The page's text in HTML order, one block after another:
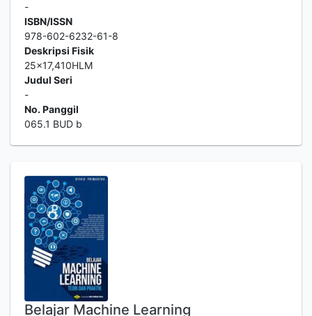
-
ISBN/ISSN
978-602-6232-61-8
Deskripsi Fisik
25x17,410HLM
Judul Seri
-
No. Panggil
065.1 BUD b
Belajar Machine Learning